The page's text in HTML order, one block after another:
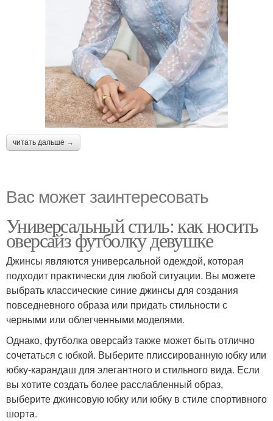
читать дальше →
Вас может заинтересовать
Универсальный стиль: как носить
оверсайз футболку девушке
Джинсы являются универсальной одеждой, которая
подходит практически для любой ситуации. Вы можете
выбрать классические синие джинсы для создания
повседневного образа или придать стильности с
черными или облегченными моделями.
Однако, футболка оверсайз также может быть отлично
сочетаться с юбкой. Выберите плиссированную юбку или
юбку-карандаш для элегантного и стильного вида. Если
вы хотите создать более расслабленный образ,
выберите джинсовую юбку или юбку в стиле спортивного
шорта.